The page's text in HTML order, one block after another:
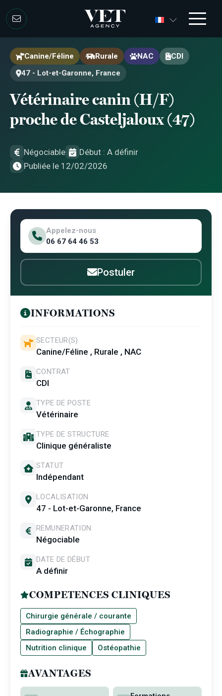
Canine/Féline Rurale NAC
CDI
47 - Lot-et-Garonne, France
Vétérinaire canin (H/F)
proche de Casteljaloux (47)
Négociable
Début : A définir
Publiée le 12/02/2026
Appelez-nous
06 67 64 46 53
Postuler
INFORMATIONS
SECTEUR(S)
Canine/Féline , Rurale , NAC
CONTRAT
CDI
TYPE DE POSTE
Vétérinaire
TYPE DE STRUCTURE
Clinique généraliste
STATUT
Indépendant
LOCALISATION
47 - Lot-et-Garonne, France
REMUNERATION
Négociable
DATE DE DÉBUT
A définir
COMPETENCES CLINIQUES
Chirurgie générale / courante
Radiographie / Échographie
Nutrition clinique
Ostéopathie
AVANTAGES